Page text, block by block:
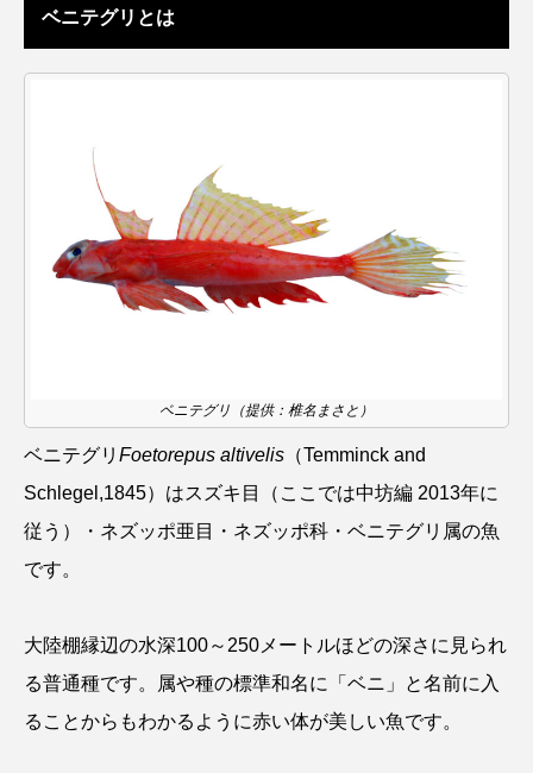
アユ アリアケギバチ
アンコウ イカ イカナゴ イクラ
イトヨリダイ イモリ
イリエワニ イワナ インドネシア
ウナギ ウバザメ
オオカミウオ
オオグソクムシ オオサンショウウオ
オショロコマ オスカー オタリア
オットセイ
オーストラリア カイエビ カイギュウ
カイロウドウケツ カイワリ
ベニテグリとは
ベニテグリ（提供：椎名まさと）
ベニテグリ Foetorepus altivelis （Temminck and
Schlegel,1845）はスズキ目（ここでは中坊編 2013年に
従う）・ネズッポ亜目・ネズッポ科・ベニテグリ属の魚
です。
大陸棚縁辺の水深100～250メートルほどの深さに見られ
る普通種です。属や種の標準和名に「ベニ」と名前に入
ることからもわかるように赤い体が美しい魚です。